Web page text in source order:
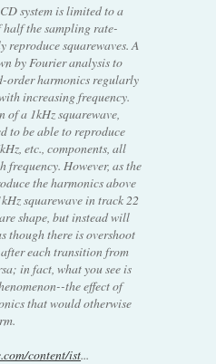
system is limited to a
the sampling rate-
squarewaves. A
by Fourier analysis to
order harmonics regularly
increasing frequency.
a 1kHz squarewave,
to be able to reproduce
etc., components, all
However, as the
the harmonics above
squarewave in track 22
shape, but instead will
though there is overshoot
each transition from
in fact, what you see is
the effect of
that would otherwise
content/ist...